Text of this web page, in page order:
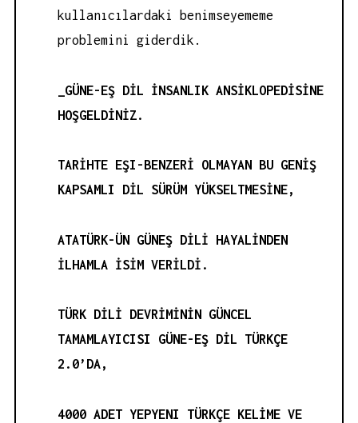
kullanıcılardaki benimseyememe
problemini giderdik.
_GÜNE-EŞ DİL İNSANLIK ANSİKLOPEDİSİNE
HOŞGELDİNİZ.
TARİHTE EŞI-BENZERİ OLMAYAN BU GENİŞ
KAPSAMLI DİL SÜRÜM YÜKSELTMESİNE,
ATATÜRK-ÜN GÜNEŞ DİLİ HAYALİNDEN
İLHAMLA İSİM VERİLDİ.
TÜRK DİLİ DEVRİMİNİN GÜNCEL
TAMAMLAYICISI GÜNE-EŞ DİL TÜRKÇE
2.0’DA,
4000 ADET YEPYENI TÜRKÇE KELİME VE